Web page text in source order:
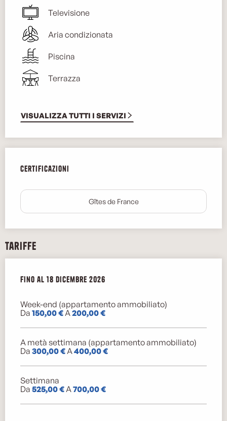
Televisione
Aria condizionata
Piscina
Terrazza
VISUALIZZA TUTTI I SERVIZI
Certificazioni
Certificazioni
Gîtes de France
Tariffe
Dal3 gennaio 2026 al18 dicembre 2026
Fino al 18 dicembre 2026
Week-end (appartamento ammobiliato)
Da 150,00 € A 200,00 €
A metà settimana (appartamento ammobiliato)
Da 300,00 € A 400,00 €
Settimana
Da 525,00 € A 700,00 €